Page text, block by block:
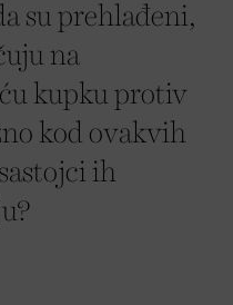
su prehlađeni,
na
kupku protiv
kod ovakvih
ih